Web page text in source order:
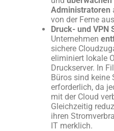
Administratoren
von der Ferne
Druck- und VPN
Unternehmen
sichere
eliminiert lokale
Druckserver. In
Büros sind keine
erforderlich, da
mit der Cloud
Gleichzeitig
ihren
IT merklich.